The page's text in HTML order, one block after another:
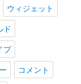
ウィジェット
ド
プ
コメント